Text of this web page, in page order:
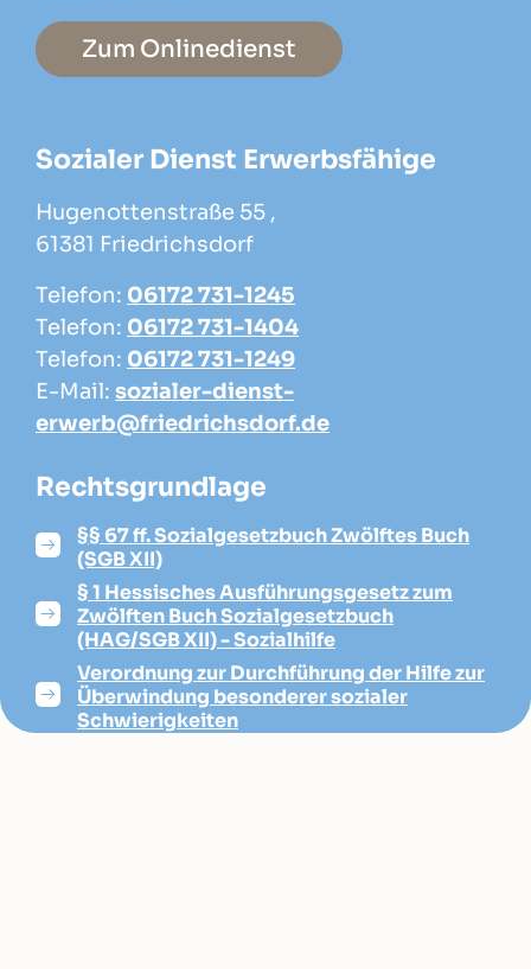
Zum Onlinedienst
Sozialer Dienst Erwerbsfähige
Hugenottenstraße 55 ,
61381 Friedrichsdorf
Telefon: 06172 731-1245
Telefon: 06172 731-1404
Telefon: 06172 731-1249
E-Mail: sozialer-dienst-
erwerb@friedrichsdorf.de
Rechtsgrundlage
§§ 67 ff. Sozialgesetzbuch Zwölftes Buch
(SGB XII)
§ 1 Hessisches Ausführungsgesetz zum
Zwölften Buch Sozialgesetzbuch
(HAG/SGB XII) - Sozialhilfe
Verordnung zur Durchführung der Hilfe zur
Überwindung besonderer sozialer
Schwierigkeiten